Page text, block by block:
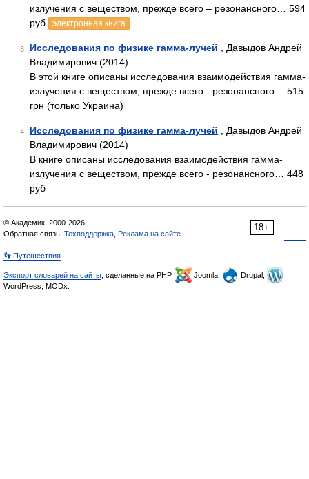
излучения с веществом, прежде всего – резонансного… 594
руб
электронная книга
3 Исследования по физике гамма-лучей , Давыдов Андрей
Владимирович (2014)
В этой книге описаны исследования взаимодействия гамма-
излучения с веществом, прежде всего - резонансного… 515
грн (только Украина)
4 Исследования по физике гамма-лучей , Давыдов Андрей
Владимирович (2014)
В книге описаны исследования взаимодействия гамма-
излучения с веществом, прежде всего - резонансного… 448
руб
18+
© Академик, 2000-2026
Обратная связь: Техподдержка Реклама на сайте
👣 Путешествия
Экспорт словарей на сайты , сделанные на PHP, Joomla,
Drupal,
WordPress, MODx.